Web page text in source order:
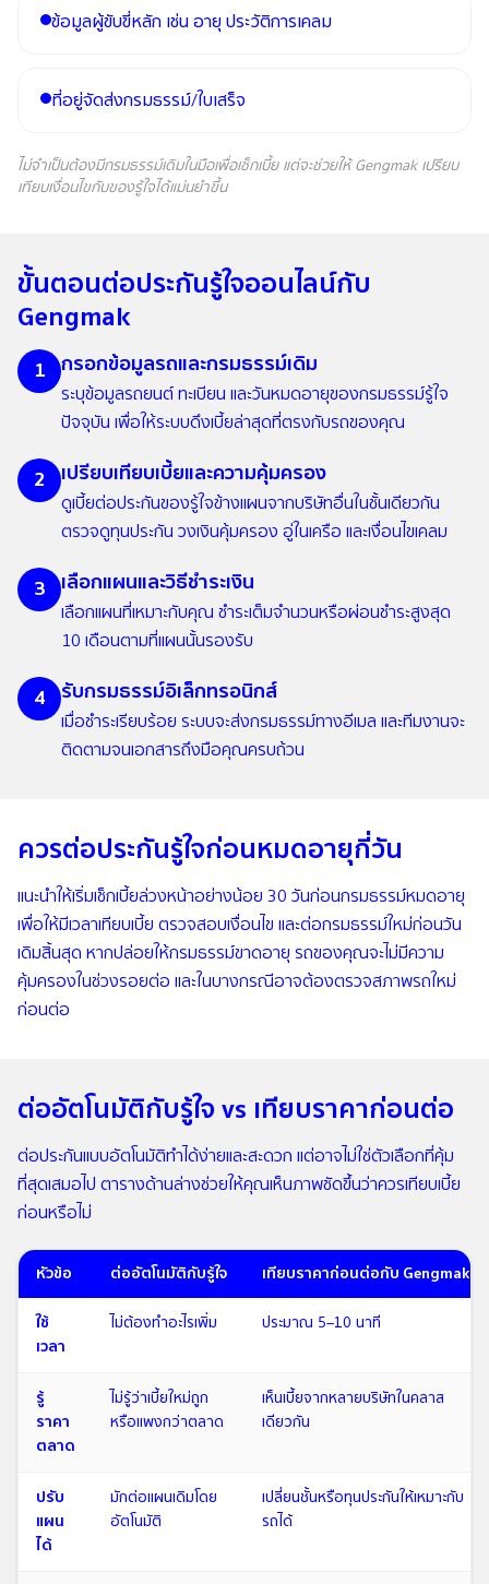
ข้อมูลผู้ขับขี่หลัก เช่น อายุ ประวัติการเคลม
ที่อยู่จัดส่งกรมธรรม์/ใบเสร็จ
ไม่จำเป็นต้องมีกรมธรรม์เดิมในมือเพื่อเช็กเบี้ย แต่จะช่วยให้ Gengmak เปรียบ
เทียบเงื่อนไขกับของรู้ใจได้แม่นยำขึ้น
ขั้นตอนต่อประกันรู้ใจออนไลน์กับ
Gengmak
1 กรอกข้อมูลรถและกรมธรรม์เดิม
ระบุข้อมูลรถยนต์ ทะเบียน และวันหมดอายุของกรมธรรม์รู้ใจ
ปัจจุบัน เพื่อให้ระบบดึงเบี้ยล่าสุดที่ตรงกับรถของคุณ
2 เปรียบเทียบเบี้ยและความคุ้มครอง
ดูเบี้ยต่อประกันของรู้ใจข้างแผนจากบริษัทอื่นในชั้นเดียวกัน
ตรวจดูทุนประกัน วงเงินคุ้มครอง อู่ในเครือ และเงื่อนไขเคลม
3 เลือกแผนและวิธีชำระเงิน
เลือกแผนที่เหมาะกับคุณ ชำระเต็มจำนวนหรือผ่อนชำระสูงสุด
10 เดือนตามที่แผนนั้นรองรับ
4 รับกรมธรรม์อิเล็กทรอนิกส์
เมื่อชำระเรียบร้อย ระบบจะส่งกรมธรรม์ทางอีเมล และทีมงานจะ
ติดตามจนเอกสารถึงมือคุณครบถ้วน
ควรต่อประกันรู้ใจก่อนหมดอายุกี่วัน
แนะนำให้เริ่มเช็กเบี้ยล่วงหน้าอย่างน้อย 30 วันก่อนกรมธรรม์หมดอายุ
เพื่อให้มีเวลาเทียบเบี้ย ตรวจสอบเงื่อนไข และต่อกรมธรรม์ใหม่ก่อนวัน
เดิมสิ้นสุด หากปล่อยให้กรมธรรม์ขาดอายุ รถของคุณจะไม่มีความ
คุ้มครองในช่วงรอยต่อ และในบางกรณีอาจต้องตรวจสภาพรถใหม่
ก่อนต่อ
ต่ออัตโนมัติกับรู้ใจ vs เทียบราคาก่อนต่อ
ต่อประกันแบบอัตโนมัติทำได้ง่ายและสะดวก แต่อาจไม่ใช่ตัวเลือกที่คุ้ม
ที่สุดเสมอไป ตารางด้านล่างช่วยให้คุณเห็นภาพชัดขึ้นว่าควรเทียบเบี้ย
ก่อนหรือไม่
หัวข้อ ต่ออัตโนมัติกับรู้ใจ เทียบราคาก่อนต่อกับ Gengmak
ใช้
เวลา
ไม่ต้องทำอะไรเพิ่ม ประมาณ 5–10 นาที
รู้
ราคา
ตลาด
ไม่รู้ว่าเบี้ยใหม่ถูก
หรือแพงกว่าตลาด
เห็นเบี้ยจากหลายบริษัทในคลาส
เดียวกัน
ปรับ
แผน
ได้
มักต่อแผนเดิมโดย
อัตโนมัติ
เปลี่ยนชั้นหรือทุนประกันให้เหมาะกับ
รถได้